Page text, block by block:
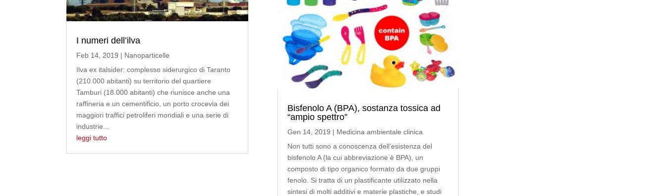
I numeri dell’ilva
Feb 14, 2019 | Nanoparticelle
Ilva ex italsider: complesso siderurgico di Taranto
(210.000 abitanti) su territorio del quartiere
Tamburi (18.000 abitanti) che riunisce anche una
raffineria e un cementificio, un porto crocevia dei
maggiori traffici petroliferi mondiali e una serie di
industrie...
leggi tutto
Bisfenolo A (BPA), sostanza tossica ad
“ampio spettro”
Gen 14, 2019 | Medicina ambientale clinica
Non tutti sono a conoscenza dell’esistenza del
bisfenolo A (la cui abbreviazione è BPA), un
composto di tipo organico formato da due gruppi
fenolo. Si tratta di un plastificante utilizzato nella
sintesi di molti additivi e materie plastiche, e studi